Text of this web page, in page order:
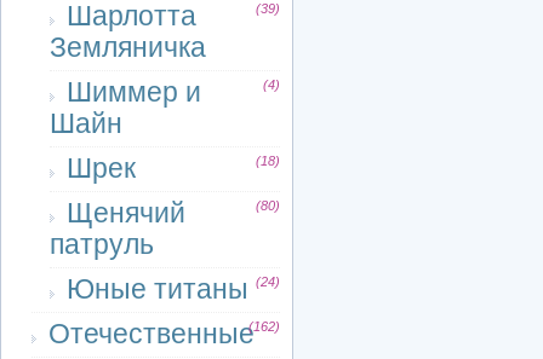
Шарлотта
Земляничка
(39)
Шиммер и
Шайн
(4)
Шрек (18)
Щенячий
патруль
(80)
Юные титаны (24)
Отечественные(162)